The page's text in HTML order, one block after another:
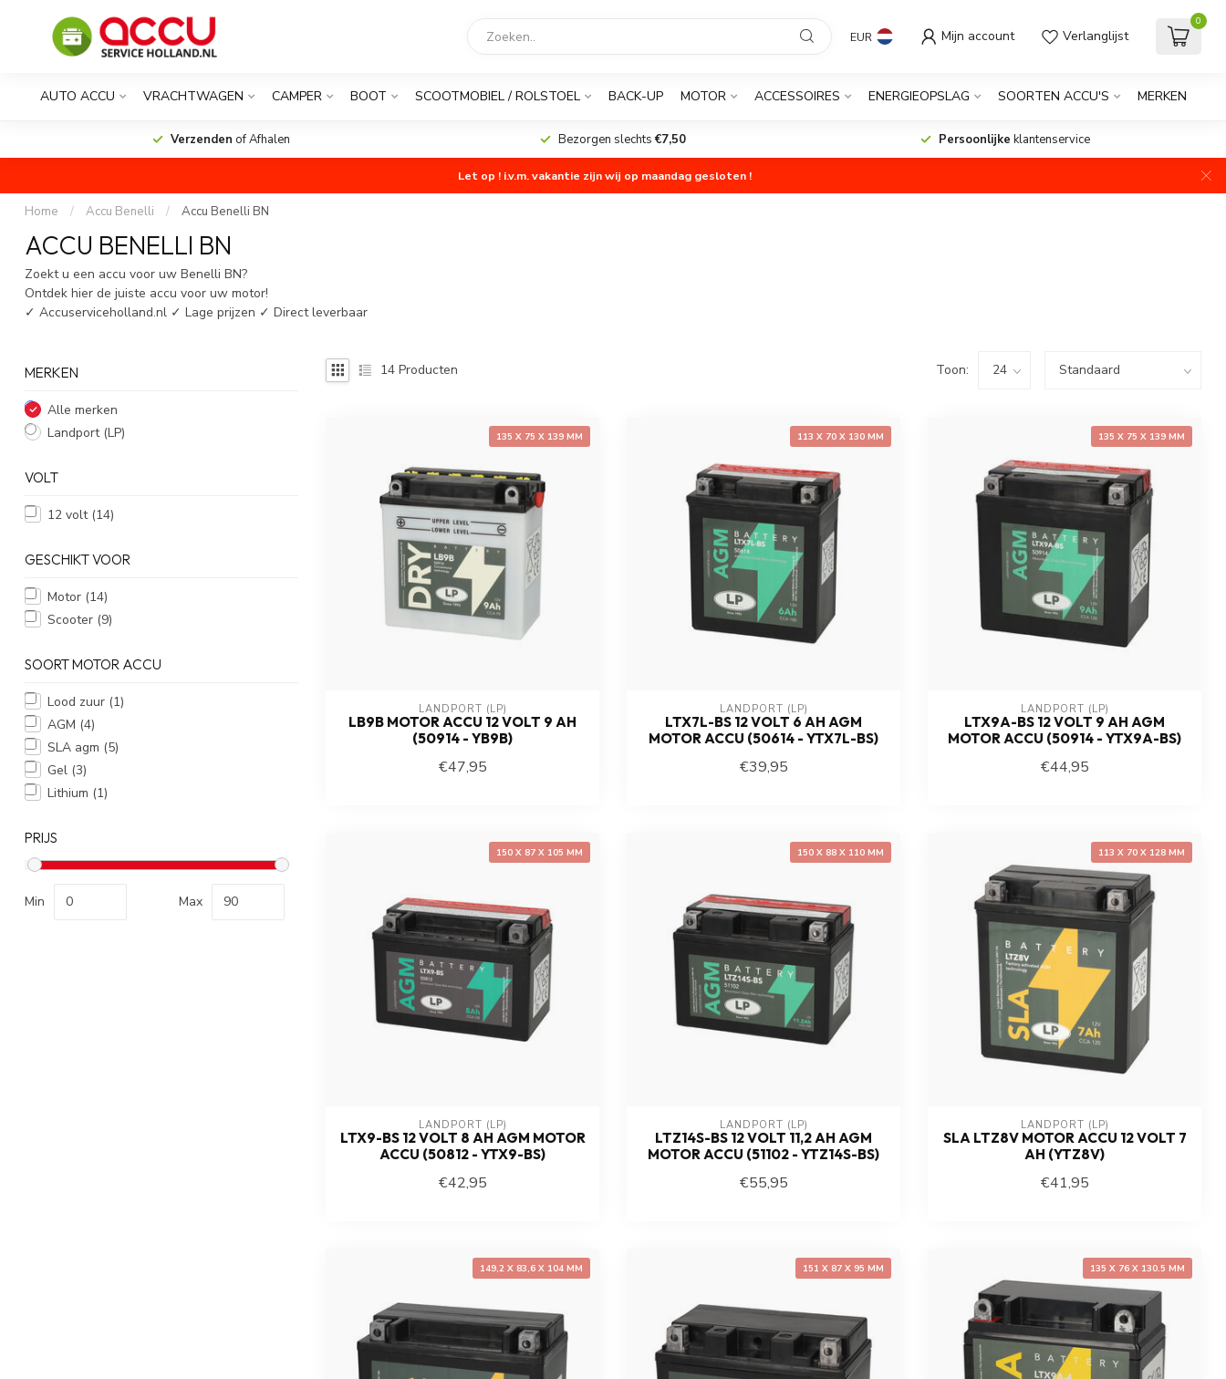
EUR Mijn account Verlanglijst
0
AUTO ACCU VRACHTWAGEN CAMPER BOOT SCOOTMOBIEL / ROLSTOEL BACK-UP MOTOR ACCESSOIRES ENERGIEOPSLAG SOORTEN ACCU'S MERKEN
Verzenden of Afhalen Bezorgen slechts€7,50 Persoonlijke klantenservice
Let op ! i.v.m. vakantie zijn wij op maandag gesloten !
Home / Accu Benelli / Accu Benelli BN
ACCU BENELLI BN
Zoekt u een accu voor uw Benelli BN?
Ontdek hier de juiste accu voor uw motor!
✓ Accuserviceholland.nl ✓ Lage prijzen ✓ Direct leverbaar
MERKEN
Alle merken
Landport (LP)
VOLT
12 volt (14)
GESCHIKT VOOR
Motor (14)
Scooter (9)
SOORT MOTOR ACCU
Lood zuur (1)
AGM (4)
SLA agm (5)
Gel (3)
Lithium (1)
PRIJS
Min Max
14 Producten Toon:
135 X 75 X 139 MM
LANDPORT (LP)
LB9B MOTOR ACCU 12 VOLT 9 AH
(50914 - YB9B)
€47,95
113 X 70 X 130 MM
LANDPORT (LP)
LTX7L-BS 12 VOLT 6 AH AGM
MOTOR ACCU (50614 - YTX7L-BS)
€39,95
135 X 75 X 139 MM
LANDPORT (LP)
LTX9A-BS 12 VOLT 9 AH AGM
MOTOR ACCU (50914 - YTX9A-BS)
€44,95
150 X 87 X 105 MM
LANDPORT (LP)
LTX9-BS 12 VOLT 8 AH AGM MOTOR
ACCU (50812 - YTX9-BS)
€42,95
150 X 88 X 110 MM
LANDPORT (LP)
LTZ14S-BS 12 VOLT 11,2 AH AGM
MOTOR ACCU (51102 - YTZ14S-BS)
€55,95
113 X 70 X 128 MM
LANDPORT (LP)
SLA LTZ8V MOTOR ACCU 12 VOLT 7
AH (YTZ8V)
€41,95
149,2 X 83,6 X 104 MM 151 X 87 X 95 MM 135 X 76 X 130.5 MM